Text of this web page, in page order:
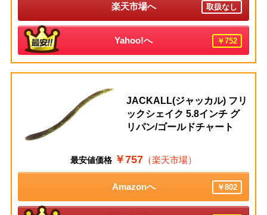
楽天市場へ 取扱なし
Yahoo!へ ￥752
JACKALL(ジャッカル) フリ
ックシェイク 5.8インチ グ
リパン/ゴールドチャート
最安値価格 ￥757 （楽天市場）
Amazonへ ￥802